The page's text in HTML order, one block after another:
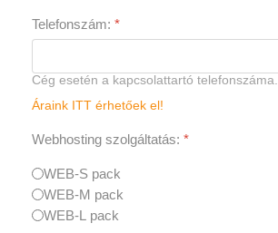
Telefonszám: *
Cég esetén a kapcsolattartó telefonszáma.
Áraink ITT érhetőek el!
Webhosting szolgáltatás: *
WEB-S pack
WEB-M pack
WEB-L pack